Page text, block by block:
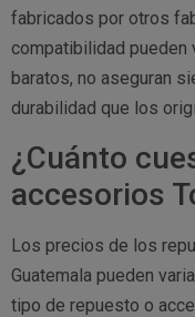
fabricados por otros
compatibilidad pueden
baratos, no aseguran
durabilidad que los
¿Cuánto
accesorios
Los precios de los
Guatemala pueden
tipo de repuesto o